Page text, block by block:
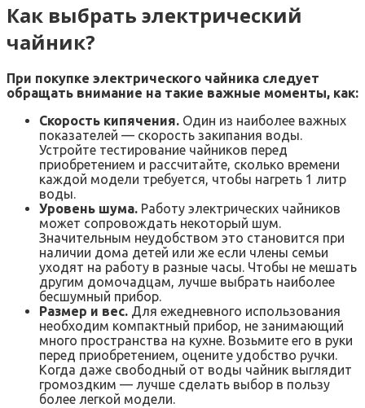
Как выбрать электрический
чайник?
При покупке электрического чайника следует
обращать внимание на такие важные моменты, как:
Скорость кипячения. Один из наиболее важных
показателей — скорость закипания воды.
Устройте тестирование чайников перед
приобретением и рассчитайте, сколько времени
каждой модели требуется, чтобы нагреть 1 литр
воды.
Уровень шума. Работу электрических чайников
может сопровождать некоторый шум.
Значительным неудобством это становится при
наличии дома детей или же если члены семьи
уходят на работу в разные часы. Чтобы не мешать
другим домочадцам, лучше выбрать наиболее
бесшумный прибор.
Размер и вес. Для ежедневного использования
необходим компактный прибор, не занимающий
много пространства на кухне. Возьмите его в руки
перед приобретением, оцените удобство ручки.
Когда даже свободный от воды чайник выглядит
громоздким — лучше сделать выбор в пользу
более легкой модели.